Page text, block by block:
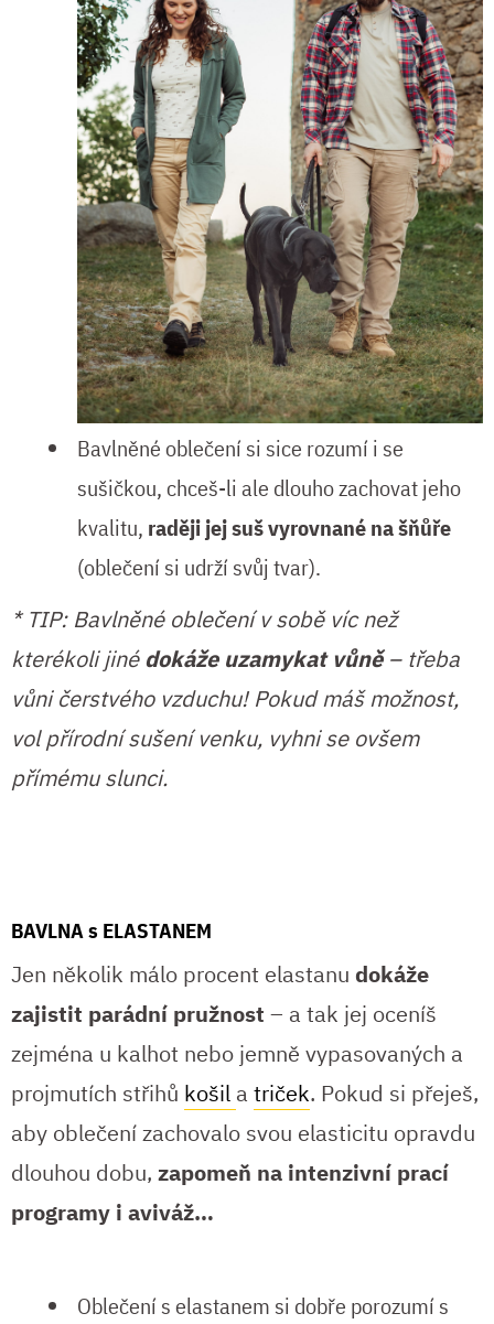
Bavlněné oblečení si sice rozumí i se
sušičkou, chceš-li ale dlouho zachovat jeho
kvalitu, raději jej suš vyrovnané na šňůře
(oblečení si udrží svůj tvar).
* TIP: Bavlněné oblečení v sobě víc než
kterékoli jinédokáže uzamykat vůně– třeba
vůni čerstvého vzduchu! Pokud máš možnost,
vol přírodní sušení venku, vyhni se ovšem
přímému slunci.
BAVLNA s ELASTANEM
Jen několik málo procent elastanu dokáže
zajistit parádní pružnost – a tak jej oceníš
zejména u kalhot nebo jemně vypasovaných a
projmutích střihů košil a triček. Pokud si přeješ,
aby oblečení zachovalo svou elasticitu opravdu
dlouhou dobu, zapomeň na intenzivní prací
programy i aviváž…
Oblečení s elastanem si dobře porozumí s